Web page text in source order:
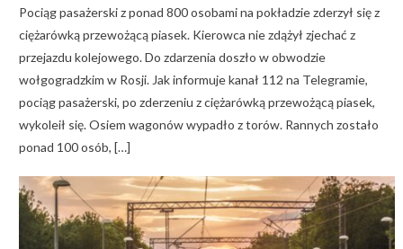
Pociąg pasażerski z ponad 800 osobami na pokładzie zderzył się z
ciężarówką przewożącą piasek. Kierowca nie zdążył zjechać z
przejazdu kolejowego. Do zdarzenia doszło w obwodzie
wołgogradzkim w Rosji. Jak informuje kanał 112 na Telegramie,
pociąg pasażerski, po zderzeniu z ciężarówką przewożącą piasek,
wykoleił się. Osiem wagonów wypadło z torów. Rannych zostało
ponad 100 osób, […]